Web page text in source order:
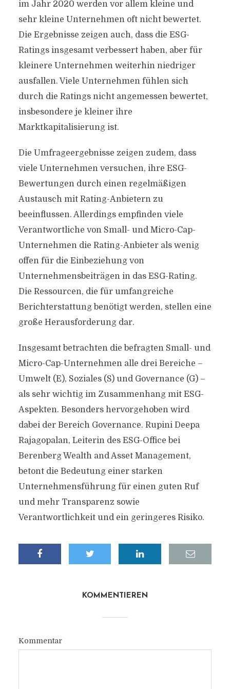
im Jahr 2020 werden vor allem kleine und
sehr kleine Unternehmen oft nicht bewertet.
Die Ergebnisse zeigen auch, dass die ESG-
Ratings insgesamt verbessert haben, aber für
kleinere Unternehmen weiterhin niedriger
ausfallen. Viele Unternehmen fühlen sich
durch die Ratings nicht angemessen bewertet,
insbesondere je kleiner ihre
Marktkapitalisierung ist.
Die Umfrageergebnisse zeigen zudem, dass
viele Unternehmen versuchen, ihre ESG-
Bewertungen durch einen regelmäßigen
Austausch mit Rating-Anbietern zu
beeinflussen. Allerdings empfinden viele
Verantwortliche von Small- und Micro-Cap-
Unternehmen die Rating-Anbieter als wenig
offen für die Einbeziehung von
Unternehmensbeiträgen in das ESG-Rating.
Die Ressourcen, die für umfangreiche
Berichterstattung benötigt werden, stellen eine
große Herausforderung dar.
Insgesamt betrachten die befragten Small- und
Micro-Cap-Unternehmen alle drei Bereiche –
Umwelt (E), Soziales (S) und Governance (G) –
als sehr wichtig im Zusammenhang mit ESG-
Aspekten. Besonders hervorgehoben wird
dabei der Bereich Governance. Rupini Deepa
Rajagopalan, Leiterin des ESG-Office bei
Berenberg Wealth and Asset Management,
betont die Bedeutung einer starken
Unternehmensführung für einen guten Ruf
und mehr Transparenz sowie
Verantwortlichkeit und ein geringeres Risiko.
KOMMENTIEREN
Kommentar